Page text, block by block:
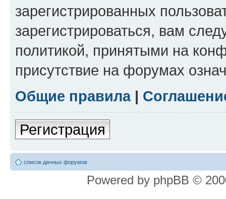
зарегистрированных
зарегистрироваться, вам
политикой, принятыми на
присутствие на форумах
Общие правила|
Регистрация
список дачных форумов
Powered by phpBB ©